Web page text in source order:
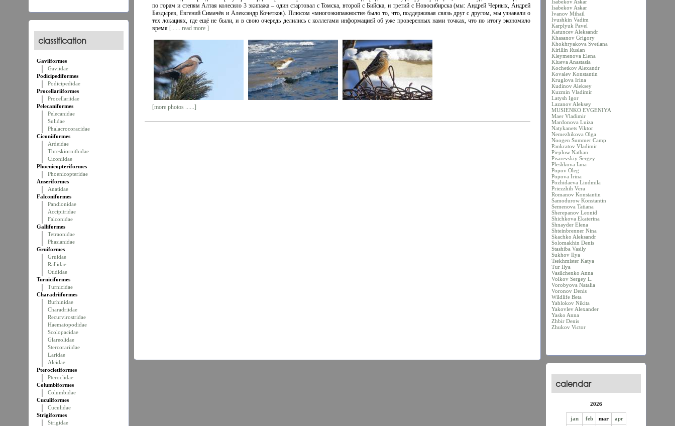
classification
Gaviiformes
Gaviidae
Podicipediformes
Podicipedidae
Procellariiformes
Procellariidae
Pelecaniformes
Pelecanidae
Sulidae
Phalacrocoracidae
Ciconiiformes
Ardeidae
Threskiornithidae
Ciconiidae
Phoenicopteriformes
Phoenicopteridae
Anseriformes
Anatidae
Falconiformes
Pandionidae
Accipitridae
Falconidae
Galliformes
Tetraonidae
Phasianidae
Gruiformes
Gruidae
Rallidae
Otididae
Turniciformes
Turnicidae
Charadriiformes
Burhinidae
Charadriidae
Recurvirostridae
Haematopodidae
Scolopacidae
Glareolidae
Stercorariidae
Laridae
Alcidae
Pterocletiformes
Pteroclidae
Columbiformes
Columbidae
Cuculiformes
Cuculidae
Strigiformes
Strigidae
по горам и степям Алтая колесило 3 экипажа – один стартовал с Томска, второй с Бийска, и третий с Новосибирска (мы: Андрей Черных, Андрей
Баздырев, Евгений Симачёв и Александр Кочетков). Плюсом «многоэкипажности» было то, что, поддерживая связь друг с другом, мы узнавали о
тех локациях, где ещё не были, и в свою очередь делились с коллегами информацией об уже проверенных нами точках, что по итогу экономило
время [...... read more ]
[more photos ......]
Isabekov Askar
Isabekov Askar
Ivanov Mihail
Ivushkin Vadim
Karplyuk Pavel
Katuncev Aleksandr
Khasanov Grigory
Khokhryakova Svetlana
Kirillin Ruslan
Kleymenova Elena
Klueva Anastasia
Kochetkov Alexandr
Kovalev Konstantin
Kruglova Irina
Kudinov Aleksey
Kuzmin Vladimir
Latysh Igor
Lazanov Aleksey
MUSIENKO EVGENIYA
Maer Vladimir
Mardonova Luiza
Natykanets Viktor
Nemezhikova Olga
Noogen Summer Camp
Pankratov Vladimir
Pieplow Nathan
Pisarevskiy Sergey
Pleshkova Iana
Popov Oleg
Popova Irina
Pozhidaeva Liudmila
Priezzhih Vera
Romanov Konstantin
Samodurow Konstantin
Semenova Tatiana
Sherepanov Leonid
Shichkova Ekaterina
Shnayder Elena
Shteinbrenner Nina
Skachko Aleksandr
Solomakhin Denis
Stashiba Vasily
Sukhov Ilya
Tsekhmister Katya
Tur Ilya
Vasilchenko Anna
Volkov Sergey L.
Vorobyova Natalia
Voronov Denis
Wildlife Beta
Yablokov Nikita
Yakovlev Alexander
Yasko Anna
Zhbir Denis
Zhukov Victor
calendar
2026
jan feb mar
apr